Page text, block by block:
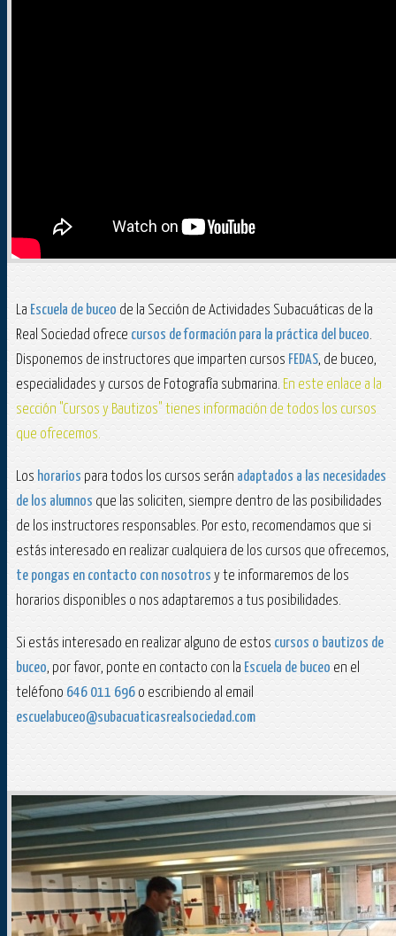
La Escuela de buceo de la Sección de Actividades Subacuáticas de la
Real Sociedad ofrece cursos de formación para la práctica del buceo.
Disponemos de instructores que imparten cursos FEDAS, de buceo,
especialidades y cursos de Fotografía submarina. En este enlace a la
sección "Cursos y Bautizos" tienes información de todos los cursos
que ofrecemos.
Los horarios para todos los cursos serán adaptados a las necesidades
de los alumnos que las soliciten, siempre dentro de las posibilidades
de los instructores responsables. Por esto, recomendamos que si
estás interesado en realizar cualquiera de los cursos que ofrecemos,
te pongas en contacto con nosotros y te informaremos de los
horarios disponibles o nos adaptaremos a tus posibilidades.
Si estás interesado en realizar alguno de estos cursos o bautizos de
buceo, por favor, ponte en contacto con la Escuela de buceo en el
teléfono 646 011 696 o escribiendo al email
escuelabuceo@subacuaticasrealsociedad.com